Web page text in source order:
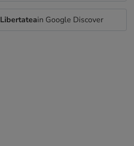
Libertateain Google Discover